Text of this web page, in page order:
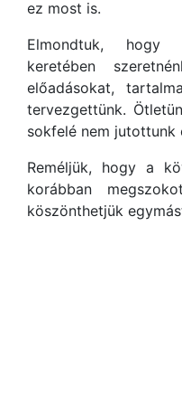
ez most is.
Elmondtuk, hogy
keretében
előadásokat,
tervezgettünk.
sokfelé nem jutottunk
Reméljük, hogy a
korábban
köszönthetjük